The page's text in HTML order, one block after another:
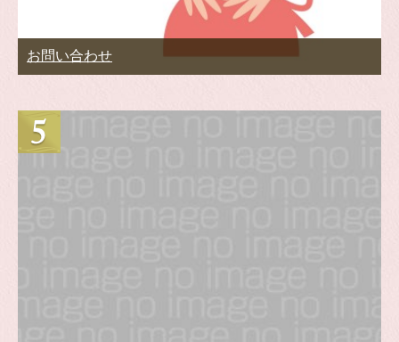
お問い合わせ